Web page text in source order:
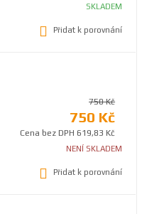
SKLADEM
Přidat k porovnání
750 Kč
750 Kč
Cena bez DPH 619,83 Kč
NENÍ SKLADEM
Přidat k porovnání